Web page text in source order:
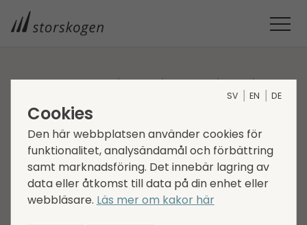
MEDDELANDE OM STABILISERINGSÅTGÄRDER
Meddelande om
stabiliseringsåtgärder
2021-10-13 Regulatorisk information
Corporate news
SV EN DE
Cookies
Den här webbplatsen använder cookies för
funktionalitet, analysändamål och förbättring
samt marknadsföring. Det innebär lagring av
data eller åtkomst till data på din enhet eller
webbläsare. Läs mer om kakor här